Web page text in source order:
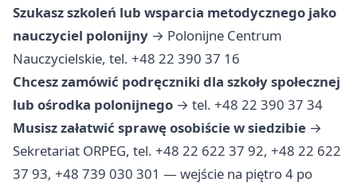
Szukasz szkoleń lub wsparcia metodycznego jako
nauczyciel polonijny → Polonijne Centrum
Nauczycielskie, tel. +48 22 390 37 16
Chcesz zamówić podręczniki dla szkoły społecznej
lub ośrodka polonijnego → tel. +48 22 390 37 34
Musisz załatwić sprawę osobiście w siedzibie →
Sekretariat ORPEG, tel. +48 22 622 37 92, +48 22 622
37 93, +48 739 030 301 — wejście na piętro 4 po